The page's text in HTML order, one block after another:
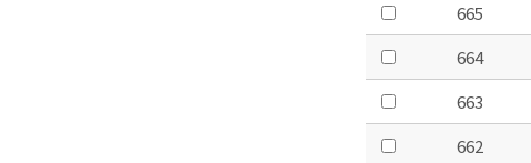
665
664
663
662